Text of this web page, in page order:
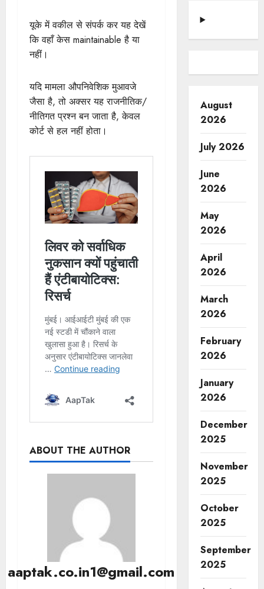
यूके में वकील से संपर्क कर यह देखें
कि वहाँ केस maintainable है या
नहीं।
यदि मामला औपनिवेशिक मुआवजे
जैसा है, तो अक्सर यह राजनीतिक/
नीतिगत प्रश्न बन जाता है, केवल
कोर्ट से हल नहीं होता।
ABOUT THE AUTHOR
aaptak.co.in1@gmail.com
August
2026
July 2026
June
2026
May
2026
April
2026
March
2026
February
2026
January
2026
December
2025
November
2025
October
2025
September
2025